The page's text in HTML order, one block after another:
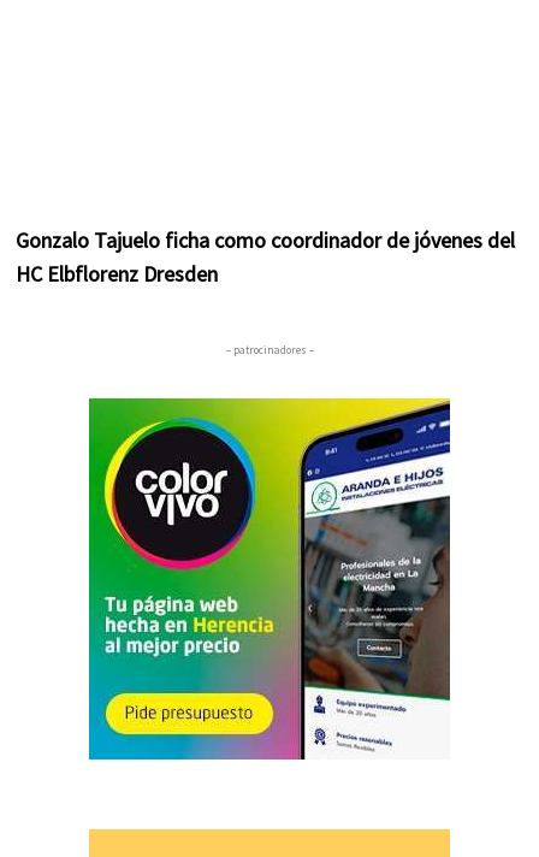
Gonzalo Tajuelo ficha como coordinador de jóvenes del
HC Elbflorenz Dresden
– patrocinadores –